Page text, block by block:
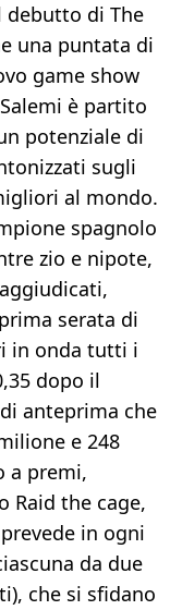
debutto di The
una puntata di
game show
è partito
potenziale di
sugli
al mondo.
spagnolo
zio e nipote,
serata di
in onda tutti i
dopo il
anteprima che
e 248
a premi,
Raid the cage,
in ogni
da due
che si sfidano